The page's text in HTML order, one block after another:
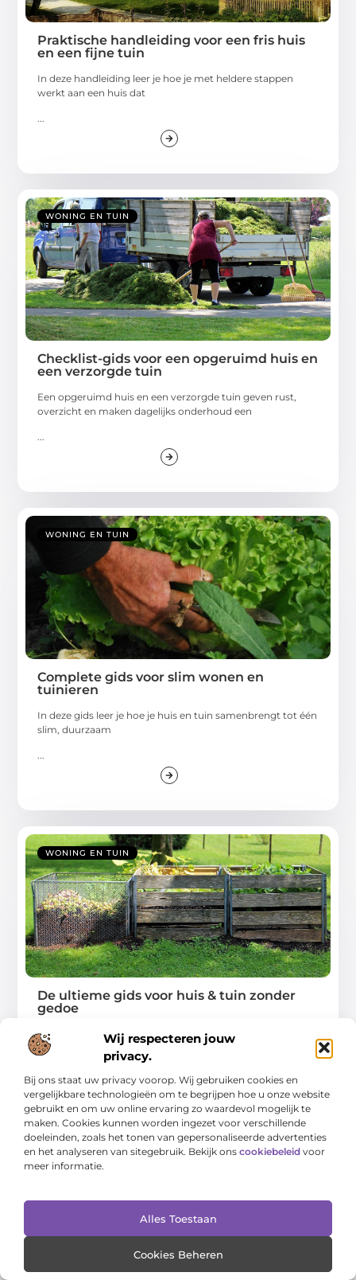
Wij respecteren jouw
privacy.
Bij ons staat uw privacy voorop. Wij gebruiken cookies en
vergelijkbare technologieën om te begrijpen hoe u onze website
gebruikt en om uw online ervaring zo waardevol mogelijk te
maken. Cookies kunnen worden ingezet voor verschillende
doeleinden, zoals het tonen van gepersonaliseerde advertenties
en het analyseren van sitegebruik. Bekijk ons cookiebeleid voor
meer informatie.
Alles Toestaan
Cookies Beheren
Praktische handleiding voor een fris huis
en een fijne tuin
In deze handleiding leer je hoe je met heldere stappen
werkt aan een huis dat
WONING EN TUIN
Checklist-gids voor een opgeruimd huis en
een verzorgde tuin
Een opgeruimd huis en een verzorgde tuin geven rust,
overzicht en maken dagelijks onderhoud een
WONING EN TUIN
Complete gids voor slim wonen en
tuinieren
In deze gids leer je hoe je huis en tuin samenbrengt tot één
slim, duurzaam
WONING EN TUIN
De ultieme gids voor huis & tuin zonder
gedoe
In deze gids leer je hoe je je huis en tuin praktisch en rustig
aanpakt,
WONING EN TUIN